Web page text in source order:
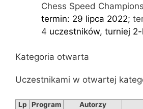
Chess Speed
termin: 29 lipca 2022;
4 uczestników, turniej 2-
Kategoria otwarta
Uczestnikami w otwartej
Lp Program Autorzy